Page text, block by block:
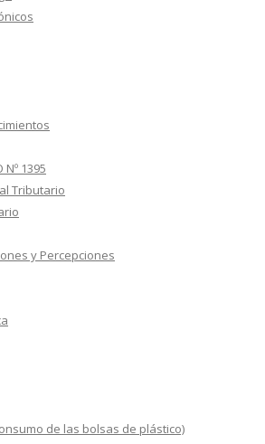
Nº 1395
Tributario
y Percepciones
de las bolsas de plástico)